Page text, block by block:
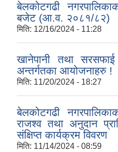
बेलकोटगढी
बजेट (आ.व. २०८१/८२)
मिति: 12/16/2024 - 11:28
खानेपानी तथा
अन्तर्गतका आयोजनाहरु !
मिति: 11/20/2024 - 18:27
बेलकोटगढी
राजश्व तथा अनुदान
संक्षिप्त कार्यक्रम विवरण
मिति: 11/14/2024 - 08:59